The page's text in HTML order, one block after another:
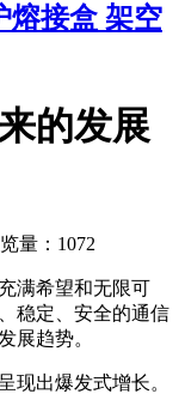
熔接盒 架空
的发展
量：1072
满希望和无限可
稳定、安全的通信
展趋势。
现出爆发式增长。